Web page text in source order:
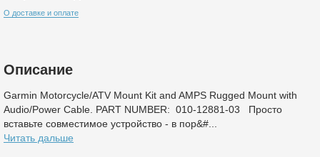
О доставке и оплате
Описание
Garmin Motorcycle/ATV Mount Kit and AMPS Rugged Mount with
Audio/Power Cable​. PART NUMBER: 010-12881-03 Просто
вставьте совместимое устройство - в пор&#...
Читать дальше